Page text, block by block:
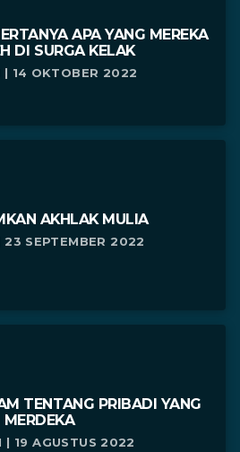
APA YANG MEREKA
DI SURGA KELAK
| 14 OKTOBER 2022
AKHLAK MULIA
23 SEPTEMBER 2022
TENTANG PRIBADI YANG
MERDEKA
| 19 AGUSTUS 2022